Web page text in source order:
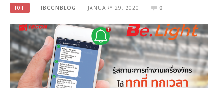
IOT IBCONBLOG JANUARY 29, 2020 0